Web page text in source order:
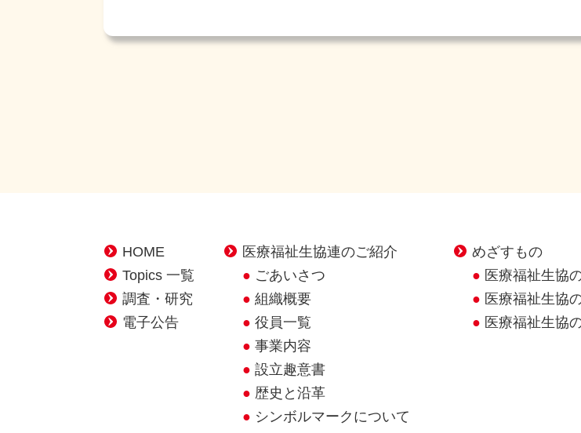
HOME
Topics 一覧
調査・研究
電子公告
医療福祉生協連のご紹介
ごあいさつ
組織概要
役員一覧
事業内容
設立趣意書
歴史と沿革
シンボルマークについて
めざすもの
医療福祉生協
医療福祉生協
医療福祉生協